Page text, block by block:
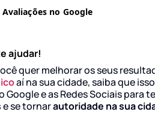
ajudar!
quer melhorar os seus
aí na sua cidade, saiba que
e as Redes Sociais para
e se tornarautoridade na sua